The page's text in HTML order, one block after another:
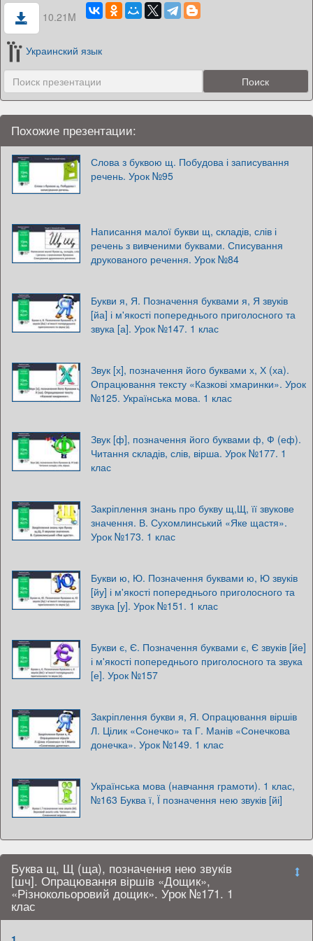
10.21M
Украинский язык
Похожие презентации:
Слова з буквою щ. Побудова і записування
речень. Урок №95
Написання малої букви щ, складів, слів і
речень з вивченими буквами. Списування
друкованого речення. Урок №84
Букви я, Я. Позначення буквами я, Я звуків
[йа] і м'якості попереднього приголосного та
звука [а]. Урок №147. 1 клас
Звук [х], позначення його буквами х, Х (ха).
Опрацювання тексту «Казкові хмаринки». Урок
№125. Українська мова. 1 клас
Звук [ф], позначення його буквами ф, Ф (еф).
Читання складів, слів, вірша. Урок №177. 1
клас
Закріплення знань про букву щ,Щ, її звукове
значення. В. Сухомлинський «Яке щастя».
Урок №173. 1 клас
Букви ю, Ю. Позначення буквами ю, Ю звуків
[йу] і м'якості попереднього приголосного та
звука [у]. Урок №151. 1 клас
Букви є, Є. Позначення буквами є, Є звуків [йе]
і м'якості попереднього приголосного та звука
[е]. Урок №157
Закріплення букви я, Я. Опрацювання віршів
Л. Цілик «Сонечко» та Г. Манів «Сонечкова
донечка». Урок №149. 1 клас
Українська мова (навчання грамоти). 1 клас,
№163 Буква ї, Ї позначення нею звуків [йі]
Буква щ, Щ (ща), позначення нею звуків
[шч]. Опрацювання віршів «Дощик»,
«Різнокольоровий дощик». Урок №171. 1
клас